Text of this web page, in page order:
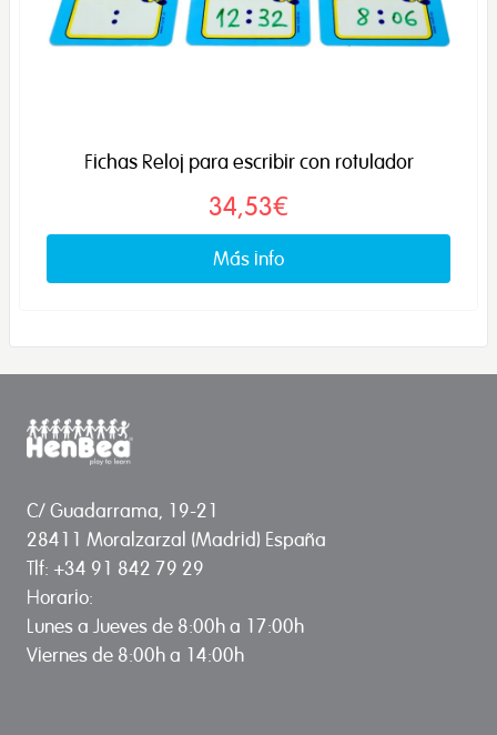
Fichas Reloj para escribir con rotulador
34,53€
Más info
C/ Guadarrama, 19-21
28411 Moralzarzal (Madrid) España
Tlf: +34 91 842 79 29
Horario:
Lunes a Jueves de 8:00h a 17:00h
Viernes de 8:00h a 14:00h